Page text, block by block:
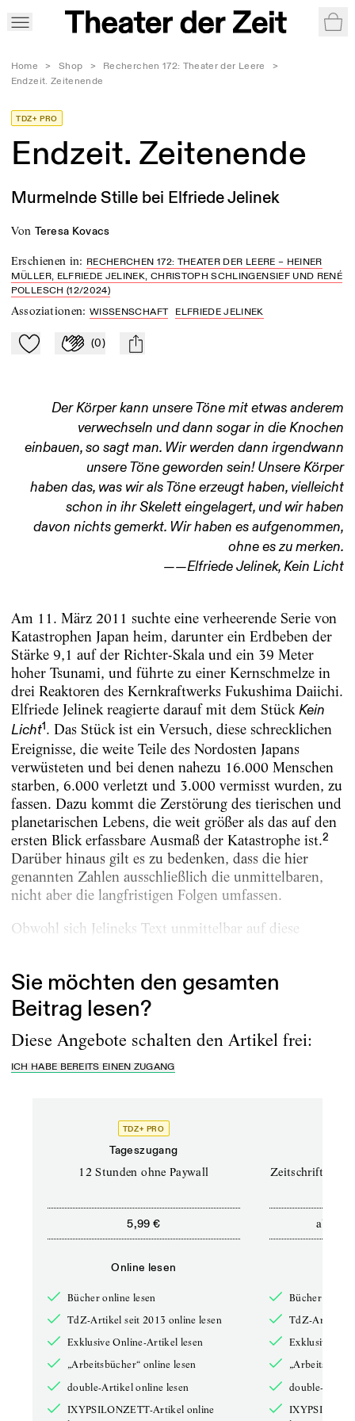
Home > Shop > Recherchen 172: Theater der Leere
>
Endzeit. Zeitenende
TDZ+ PRO
Endzeit. Zeitenende
Murmelnde Stille bei Elfriede Jelinek
von Teresa Kovacs
Erschienen in: RECHERCHEN 172: THEATER DER LEERE – HEINER
MÜLLER, ELFRIEDE JELINEK, CHRISTOPH SCHLINGENSIEF UND RENÉ
POLLESCH (12/2024)
Assoziationen:WISSENSCHAFT ELFRIEDE JELINEK
Zu Mein-TdZ hinzufügen
Applaudieren
(0) mail
Der Körper kann unsere Töne mit etwas anderem
verwechseln und dann sogar in die Knochen
einbauen, so sagt man. Wir werden dann irgendwann
unsere Töne geworden sein! Unsere Körper
haben das, was wir als Töne erzeugt haben, vielleicht
schon in ihr Skelett eingelagert, und wir haben
davon nichts gemerkt. Wir haben es aufgenommen,
ohne es zu merken.
——Elfriede Jelinek, Kein Licht
Am 11. März 2011 suchte eine verheerende Serie von
Katastrophen Japan heim, darunter ein Erdbeben der
Stärke 9,1 auf der Richter-­Skala und ein 39 Meter
hoher Tsunami, und führte zu einer Kernschmelze in
drei Reaktoren des Kernkraftwerks Fukushima Daiichi.
Elfriede Jelinek reagierte darauf mit dem Stück Kein
Licht1. Das Stück ist ein Versuch, diese schrecklichen
Ereignisse, die weite Teile des Nordosten Japans
verwüsteten und bei denen nahezu 16.000 ­Menschen
starben, 6.000 verletzt und 3.000 vermisst wurden, zu
fassen. Dazu kommt die Zerstörung des tierischen und
planetarischen Lebens, die weit größer als das auf den
ersten Blick erfassbare Ausmaß der Katastrophe ist.2
Darüber hinaus gilt es zu bedenken, dass die hier
genannten Zahlen ausschließlich die unmittelbaren,
nicht aber die langfristigen Folgen umfassen.
Obwohl sich Jelineks Text unmittelbar auf diese
Sie möchten den gesamten
Beitrag lesen?
Diese Angebote schalten den Artikel frei:
ICH HABE BEREITS EINEN ZUGANG
TDZ+ PRO
Tageszugang
12 Stunden ohne Paywall
5,99 €
Online lesen
Bücher online lesen
TdZ-Artikel seit 2013 online lesen
Exklusive Online-Artikel lesen
„Arbeitsbücher“ online lesen
double-Artikel online lesen
IXYPSILONZETT-Artikel online
Zeitschriften
ab
Bücher online
TdZ-Artikel
Exklusive
double-